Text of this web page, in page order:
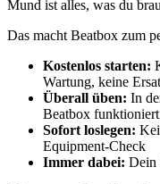
Mund ist alles, was du
Das macht Beatbox zum
Kostenlos starten:
Wartung, keine
Überall üben: In
Beatbox
Sofort loslegen:
Equipment-Check
Immer dabei: Dein